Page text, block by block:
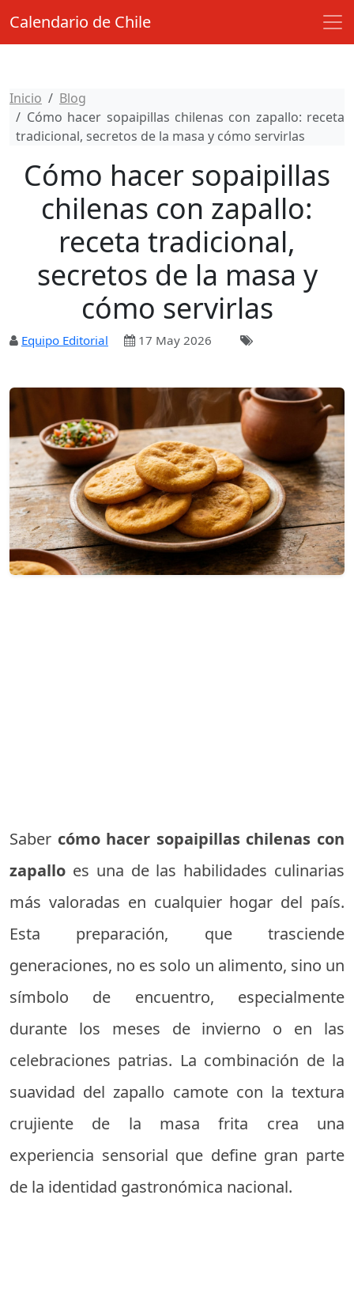
Calendario de Chile
Inicio
Blog
Cómo hacer sopaipillas chilenas con zapallo: receta
tradicional, secretos de la masa y cómo servirlas
Cómo hacer sopaipillas
chilenas con zapallo:
receta tradicional,
secretos de la masa y
cómo servirlas
Equipo Editorial 17 May 2026
Saber cómo hacer sopaipillas chilenas con
zapallo es una de las habilidades culinarias
más valoradas en cualquier hogar del país.
Esta preparación, que trasciende
generaciones, no es solo un alimento, sino un
símbolo de encuentro, especialmente
durante los meses de invierno o en las
celebraciones patrias. La combinación de la
suavidad del zapallo camote con la textura
crujiente de la masa frita crea una
experiencia sensorial que define gran parte
de la identidad gastronómica nacional.